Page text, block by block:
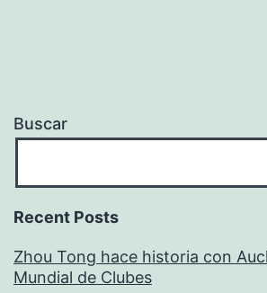
Buscar
Recent Posts
Zhou Tong hace historia con
Mundial de Clubes